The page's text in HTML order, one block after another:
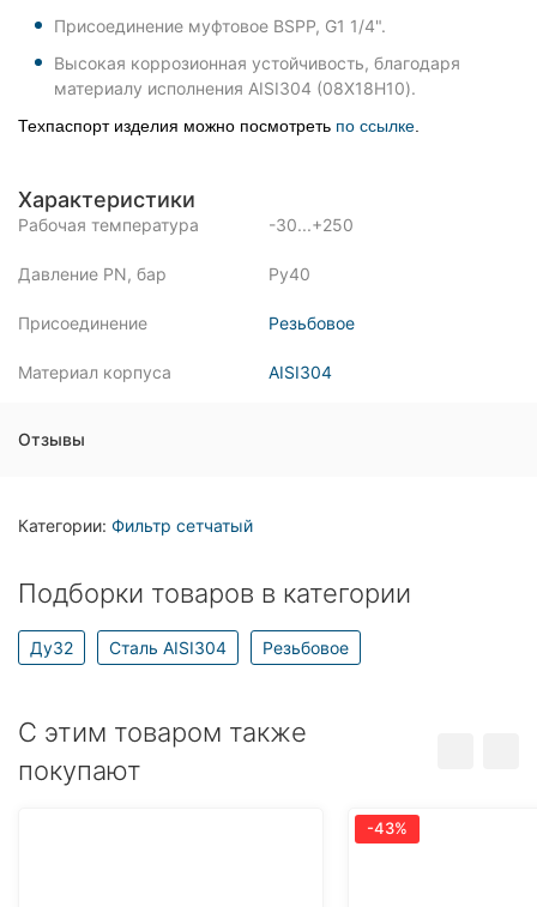
Присоединение муфтовое BSPP, G1 1/4".
Высокая коррозионная устойчивость, благодаря
материалу исполнения AISI304 (08Х18Н10).
Техпаспорт изделия можно посмотреть по ссылке
Характеристики
Рабочая температура -30...+250
Давление PN, бар Ру40
Присоединение Резьбовое
Материал корпуса AISI304
Отзывы
Категории: Фильтр сетчатый
Подборки товаров в категории
Ду32 Сталь AISI304 Резьбовое
C этим товаром также
покупают
-43%